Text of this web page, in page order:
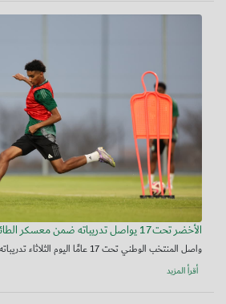
الأخضر تحت17 يواصل تدريباته ضمن معسكر الطائف
واصل المنتخب الوطني تحت 17 عامًا اليوم الثلاثاء تدريباته ضمن معسكره في...
أقرأ المزيد